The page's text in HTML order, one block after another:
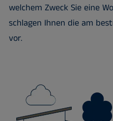
welchem ​​Zweck Sie eine
schlagen Ihnen die am
vor.